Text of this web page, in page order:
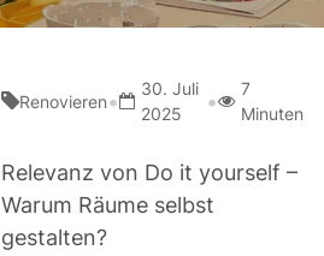
Renovieren•
30. Juli
2025
•
7
Minuten
Relevanz von Do it yourself –
Warum Räume selbst
gestalten?